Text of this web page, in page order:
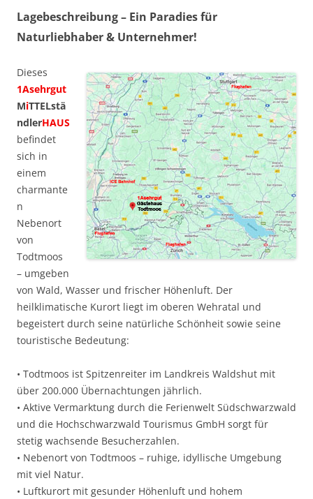
Lagebeschreibung – Ein Paradies für
Naturliebhaber & Unternehmer!
Dieses
1Asehrgut
MiTTELstä
ndlerHAUS
befindet
sich in
einem
charmante
n
Nebenort
von
Todtmoos
– umgeben
von Wald, Wasser und frischer Höhenluft. Der
heilklimatische Kurort liegt im oberen Wehratal und
begeistert durch seine natürliche Schönheit sowie seine
touristische Bedeutung:
• Todtmoos ist Spitzenreiter im Landkreis Waldshut mit
über 200.000 Übernachtungen jährlich.
• Aktive Vermarktung durch die Ferienwelt Südschwarzwald
und die Hochschwarzwald Tourismus GmbH sorgt für
stetig wachsende Besucherzahlen.
• Nebenort von Todtmoos – ruhige, idyllische Umgebung
mit viel Natur.
• Luftkurort mit gesunder Höhenluft und hohem